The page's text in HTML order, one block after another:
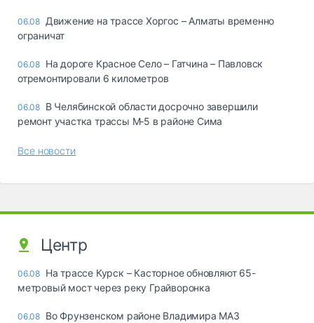
06.08 Движение на трассе Хоргос – Алматы временно
ограничат
06.08 На дороге Красное Село – Гатчина – Павловск
отремонтировали 6 километров
06.08 В Челябинской области досрочно завершили
ремонт участка трассы М‑5 в районе Сима
Все новости
Центр
06.08 На трассе Курск – Касторное обновляют 65-
метровый мост через реку Грайворонка
06.08 Во Фрунзенском районе Владимира МАЗ